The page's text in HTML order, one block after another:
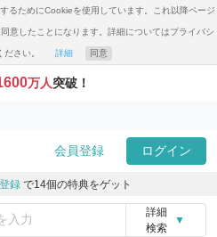
るためにCookieを使用しています。これ以降ページ
意したことになります。詳細についてはプライバシ
ださい。 詳細 同意
万人突破！
会員登録 ログイン
録 で14個の特典をゲット
詳細
検索
▼